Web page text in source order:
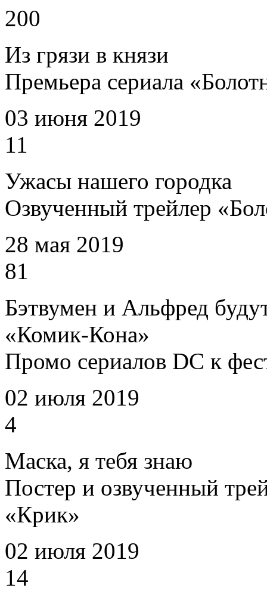
200
Из грязи в князи
Премьера сериала
03 июня 2019
11
Ужасы нашего городка
Озвученный трейлер
28 мая 2019
81
Бэтвумен и Альфред
«Комик-Кона»
Промо сериалов DC к
02 июля 2019
4
Маска, я тебя знаю
Постер и озвученный
«Крик»
02 июля 2019
14